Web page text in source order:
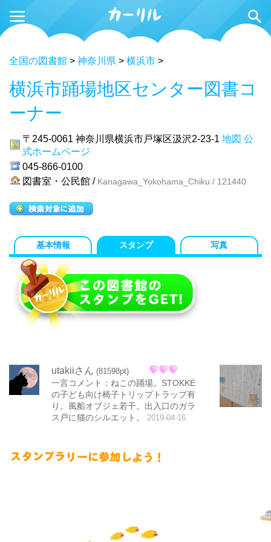
全国の図書館 > 神奈川県 > 横浜市 >
横浜市踊場地区センター図書コ
ーナー
〒245-0061 神奈川県横浜市戸塚区汲沢2-23-1 地図 公
式ホームページ
045-866-0100
図書室・公民館 / Kanagawa_Yokohama_Chiku / 121440
基本情報 スタンプ 写真
utakiiさん (81598pt)
一言コメント：ねこの踊場。STOKKE
の子ども向け椅子トリップトラップ有
り。風船オブジェ若干。出入口のガラ
ス戸に猫のシルエット。
2019-04-16